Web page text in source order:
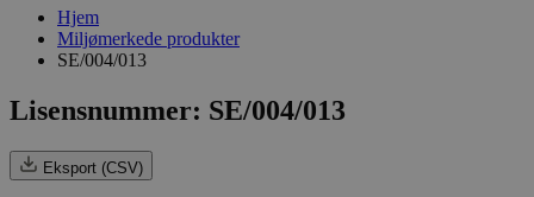
Hjem
Miljømerkede produkter
SE/004/013
Lisensnummer: SE/004/013
Eksport (CSV)